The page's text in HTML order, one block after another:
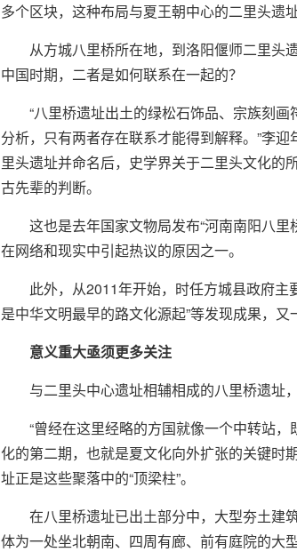
多个区块，这种布局与夏王朝中心的二里头遗
从方城八里桥所在地，到洛阳偃师二里头
中国时期，二者是如何联系在一起的？
“八里桥遗址出土的绿松石饰品、宗族刻
分析，只有两者存在联系才能得到解释。”李
里头遗址并命名后，史学界关于二里头文化的
古先辈的判断。
这也是去年国家文物局发布“河南南阳八
在网络和现实中引起热议的原因之一。
此外，从2011年开始，时任方城县政府主
是中华文明最早的路文化源起”等发现成果，又
意义重大亟须更多关注
与二里头中心遗址相辅相成的八里桥遗址
“曾经在这里经略的方国就像一个中转站
化的第二期，也就是夏文化向外扩张的关键时
址正是这些聚落中的“顶梁柱”。
在八里桥遗址已出土部分中，大型夯土建
体为一处坐北朝南、四周有廊、前有庭院的大